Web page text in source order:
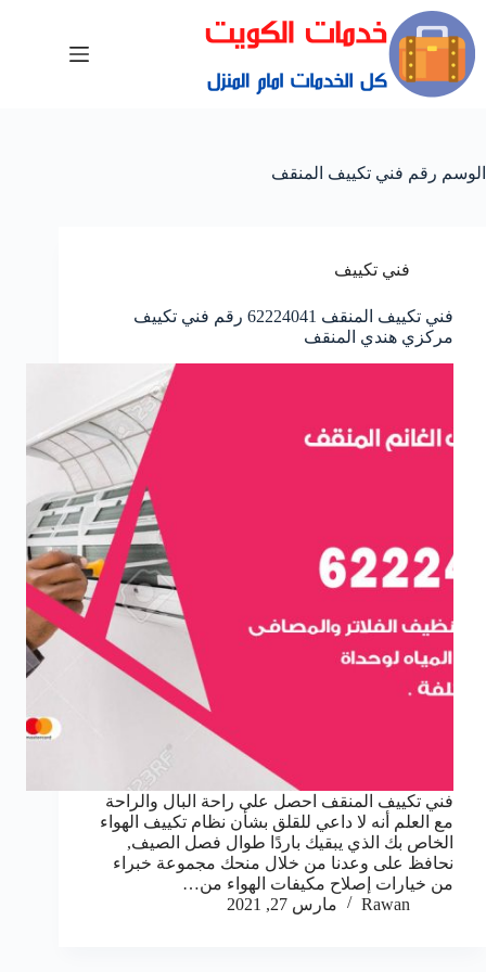
الوسم رقم فني تكييف المنقف
فني تكييف
فني تكييف المنقف 62224041 رقم فني تكييف
مركزي هندي المنقف
فني تكييف المنقف احصل على راحة البال والراحة
مع العلم أنه لا داعي للقلق بشأن نظام تكييف الهواء
الخاص بك الذي يبقيك باردًا طوال فصل الصيف,
نحافظ على وعدنا من خلال منحك مجموعة خبراء
من خيارات إصلاح مكيفات الهواء من…
Rawan
مارس 27, 2021